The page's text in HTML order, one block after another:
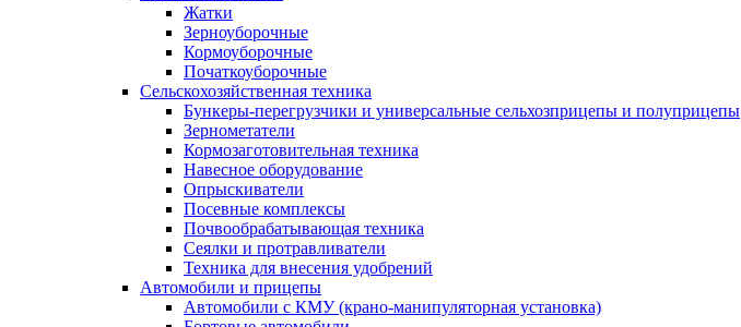
Жатки
Зерноуборочные
Кормоуборочные
Початкоуборочные
Сельскохозяйственная техника
Бункеры-перегрузчики и универсальные сельхозприцепы и полуприцепы
Зернометатели
Кормозаготовительная техника
Навесное оборудование
Опрыскиватели
Посевные комплексы
Почвообрабатывающая техника
Сеялки и протравливатели
Техника для внесения удобрений
Автомобили и прицепы
Автомобили с КМУ (крано-манипуляторная установка)